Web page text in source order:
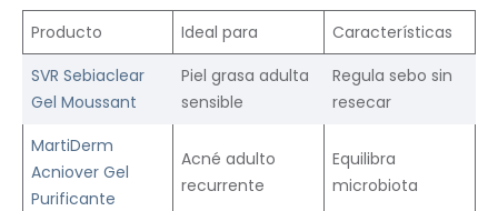
Producto Ideal para
Características
SVR Sebiaclear
Gel Moussant
Piel grasa adulta
sensible
Regula sebo sin
resecar
MartiDerm
Acniover Gel
Purificante
Acné adulto
recurrente
Equilibra
microbiota